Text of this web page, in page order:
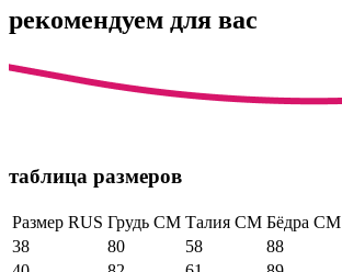
рекомендуем для вас
таблица размеров
Размер RUS Грудь СМ Талия СМ Бёдра СМ
38
80 58
88